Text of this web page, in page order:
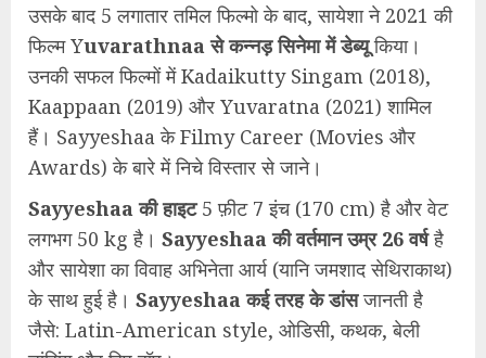
उसके बाद 5 लगातार तमिल फिल्मो के बाद, सायेशा ने 2021 की
फिल्म Yuvarathnaa से कन्नड़ सिनेमा में डेब्यूकिया।
उनकी सफल फिल्मों में Kadaikutty Singam (2018),
Kaappaan (2019) और Yuvaratna (2021) शामिल
हैं। Sayyeshaa के Filmy Career (Movies और
Awards) के बारे में निचे विस्तार से जाने।
Sayyeshaa की हाइट5 फ़ीट 7 इंच (170 cm) है और वेट
लगभग 50 kg है। Sayyeshaa की वर्तमान उम्र 26 वर्षहै
और सायेशा का विवाह अभिनेता आर्य (यानि जमशाद सेथिराकाथ)
के साथ हुई है। Sayyeshaa कई तरह के डांसजानती है
जैसे: Latin-American style, ओडिसी, कथक, बेली